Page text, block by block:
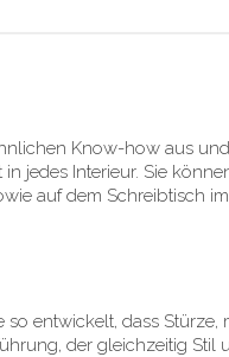
Know-how aus
jedes Interieur. Sie
auf dem Schreibtisch
entwickelt, dass
der gleichzeitig Stil